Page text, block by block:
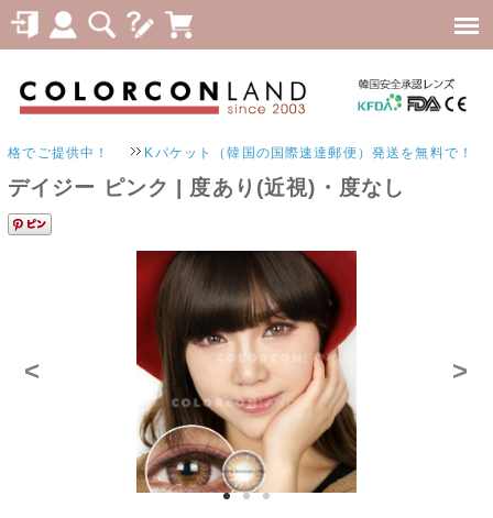
供中！ Kパケット（韓国の国際速達郵便）発送を無料で！
デイジー ピンク | 度あり(近視)・度なし
< >